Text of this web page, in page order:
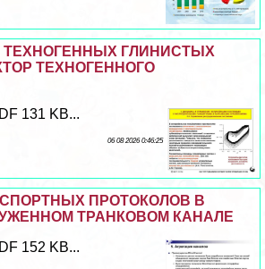
ТЕХНОГЕННЫХ ГЛИНИСТЫХ
ТЕХНОГЕННОГО
131 KB...
06 08 2026 0:46:25
ПРОТОКОЛОВ В
ТРАНКОВОМ КАНАЛЕ
152 KB...